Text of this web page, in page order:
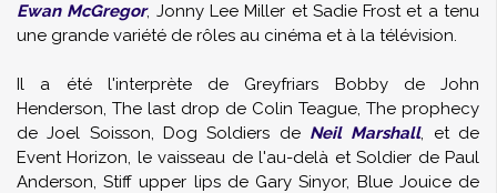
Ewan McGregor, Jonny Lee Miller et Sadie Frost et a tenu
une grande variété de rôles au cinéma et à la télévision.
Il a été l'interprète de Greyfriars Bobby de John
Henderson, The last drop de Colin Teague, The prophecy
de Joel Soisson, Dog Soldiers de Neil Marshall, et de
Event Horizon, le vaisseau de l'au-delà et Soldier de Paul
Anderson, Stiff upper lips de Gary Sinyor, Blue Jouice de